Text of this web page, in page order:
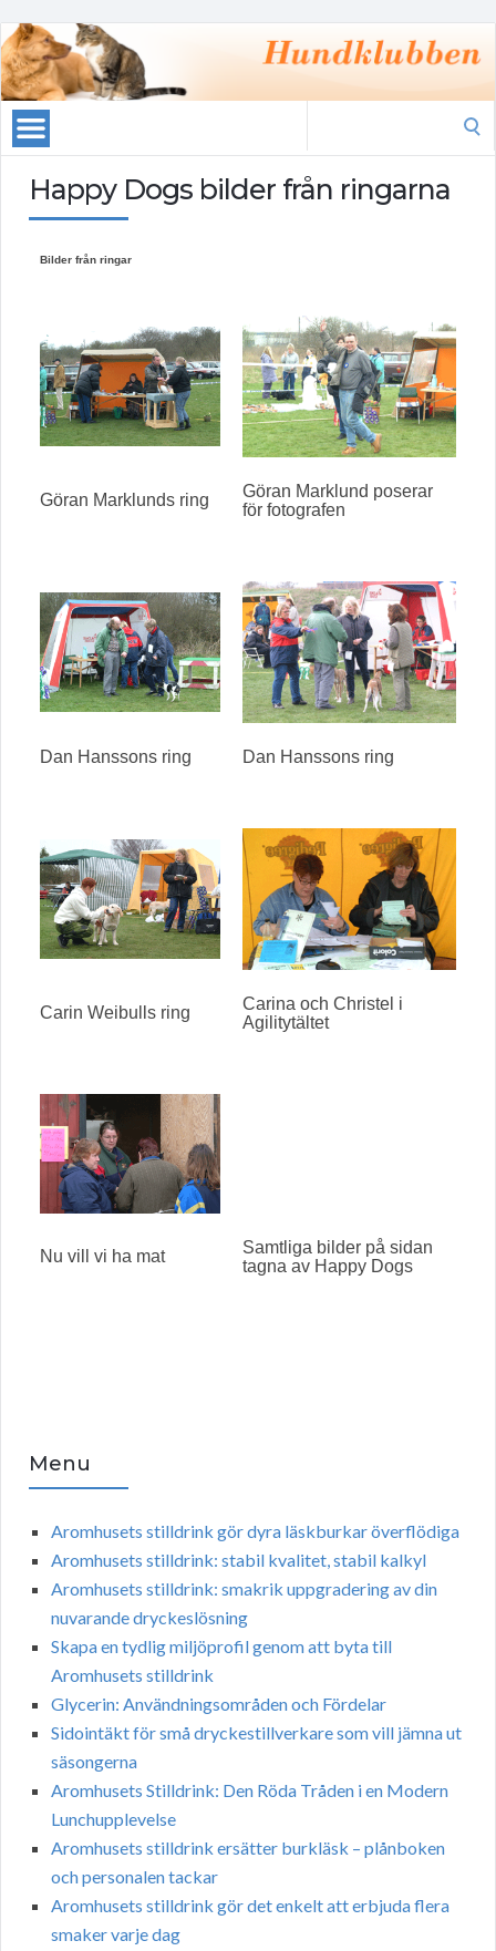
Happy Dogs bilder från ringarna
Bilder från ringar
Göran Marklunds ring
Göran Marklund poserar
för fotografen
Dan Hanssons ring Dan Hanssons ring
Carin Weibulls ring
Carina och Christel i
Agilitytältet
Nu vill vi ha mat
Samtliga bilder på sidan
tagna av Happy Dogs
Menu
Aromhusets stilldrink gör dyra läskburkar överflödiga
Aromhusets stilldrink: stabil kvalitet, stabil kalkyl
Aromhusets stilldrink: smakrik uppgradering av din
nuvarande dryckeslösning
Skapa en tydlig miljöprofil genom att byta till
Aromhusets stilldrink
Glycerin: Användningsområden och Fördelar
Sidointäkt för små dryckestillverkare som vill jämna ut
säsongerna
Aromhusets Stilldrink: Den Röda Tråden i en Modern
Lunchupplevelse
Aromhusets stilldrink ersätter burkläsk – plånboken
och personalen tackar
Aromhusets stilldrink gör det enkelt att erbjuda flera
smaker varje dag